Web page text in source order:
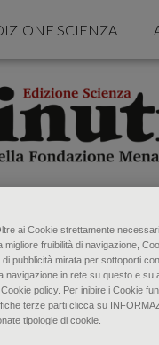
SCIENZA
ai Cookie strettamente
fruibilità di navigazione,
pubblicità mirata per sottoporti
navigazione in rete su questo e
policy. Per inibire i Cookie
terze parti clicca su
tipologie di cookie.